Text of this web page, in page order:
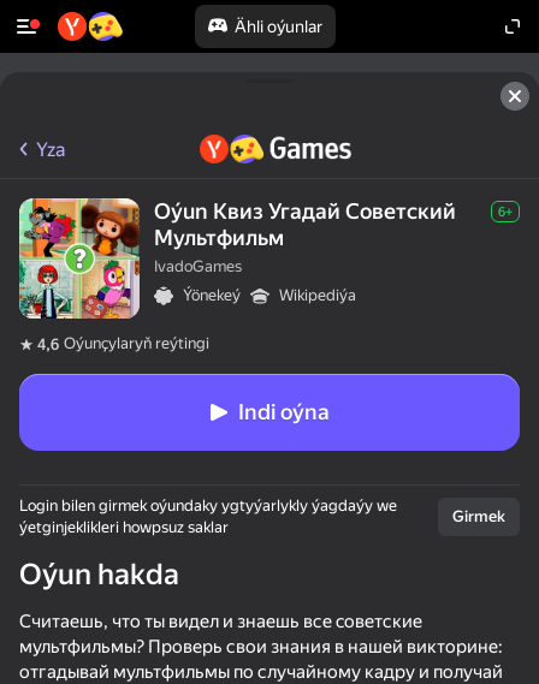
Ähli oýunlar
Yza
Oýun Квиз Угадай Советский
Мультфильм
6+
IvadoGames
Ýönekeý
Wikipediýa
4,6 Oýunçylaryň reýtingi
Indi oýna
Login bilen girmek oýundaky ygtyýarlykly ýagdaýy we
ýetginjeklikleri howpsuz saklar
Girmek
Oýun hakda
Считаешь, что ты видел и знаешь все cоветские
мультфильмы? Проверь свои знания в нашей викторине:
отгадывай мультфильмы по случайному кадру и получай